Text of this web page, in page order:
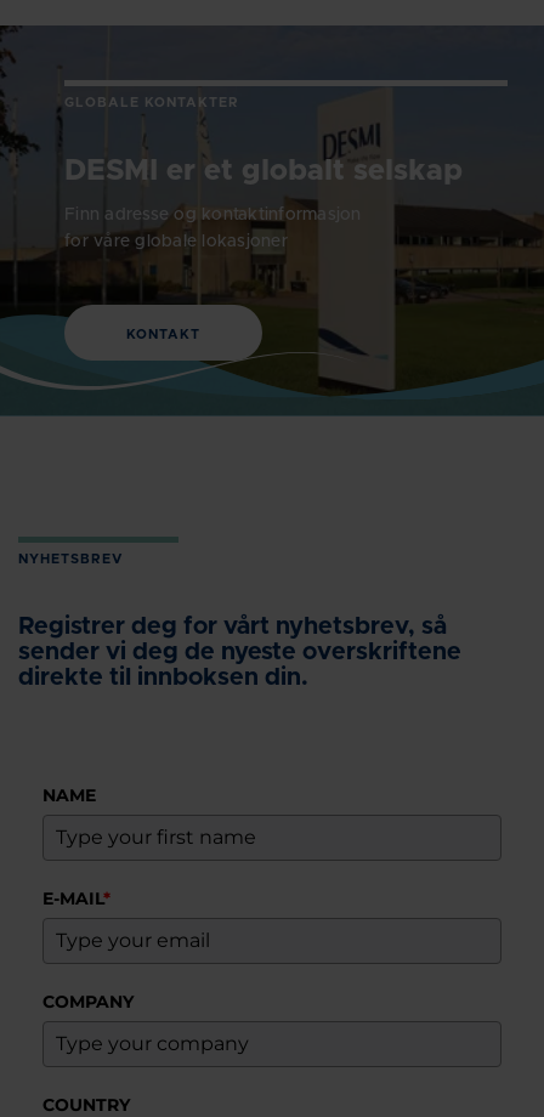
GLOBALE KONTAKTER
DESMI er et globalt selskap
Finn adresse og kontaktinformasjon
for våre globale lokasjoner
KONTAKT
NYHETSBREV
Registrer deg for vårt nyhetsbrev, så
sender vi deg de nyeste overskriftene
direkte til innboksen din.
NAME
E-MAIL*
COMPANY
COUNTRY